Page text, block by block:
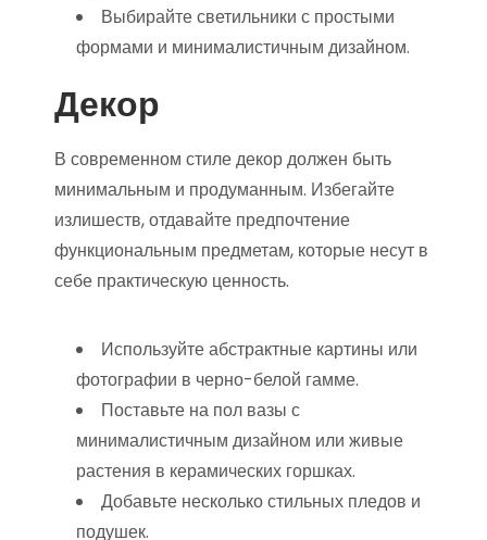
Выбирайте светильники с простыми
формами и минималистичным дизайном.
Декор
В современном стиле декор должен быть
минимальным и продуманным. Избегайте
излишеств, отдавайте предпочтение
функциональным предметам, которые несут в
себе практическую ценность.
Используйте абстрактные картины или
фотографии в черно-белой гамме.
Поставьте на пол вазы с
минималистичным дизайном или живые
растения в керамических горшках.
Добавьте несколько стильных пледов и
подушек.